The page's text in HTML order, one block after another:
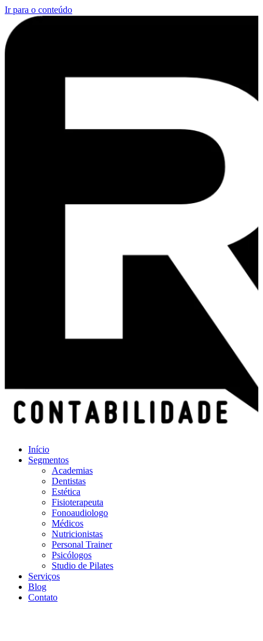
Ir para o conteúdo
Início
Segmentos
Academias
Dentistas
Estética
Fisioterapeuta
Fonoaudiologo
Médicos
Nutricionistas
Personal Trainer
Psicólogos
Studio de Pilates
Serviços
Blog
Contato